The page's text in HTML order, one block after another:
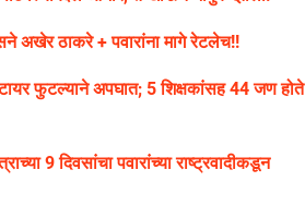
अखेर ठाकरे + पवारांना मागे रेटलेच!!
फुटल्याने अपघात; 5 शिक्षकांसह 44 जण होते
9 दिवसांचा पवारांच्या राष्ट्रवादीकडून